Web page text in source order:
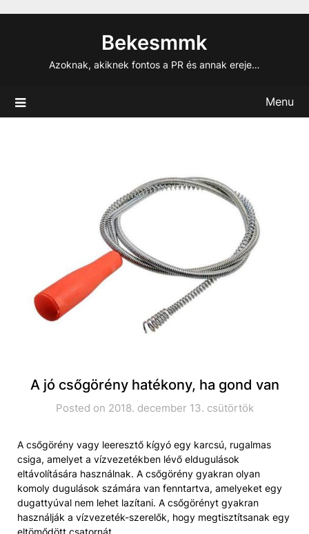
Bekesmmk
Azoknak, akiknek fontos a PR és annak ereje…
Menu
A jó csőgörény hatékony, ha gond van
Posted on 2018. december 13. csütörtök
A csőgörény vagy leeresztő kígyó egy karcsú, rugalmas
csiga, amelyet a vízvezetékben lévő eldugulások
eltávolítására használnak. A csőgörény gyakran olyan
komoly dugulások számára van fenntartva, amelyeket egy
dugattyúval nem lehet lazítani. A csőgörényt gyakran
használják a vízvezeték-szerelők, hogy megtisztítsanak egy
eltömődött csatornát.